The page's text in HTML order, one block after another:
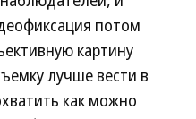
потом
картину
лучше вести в
как можно